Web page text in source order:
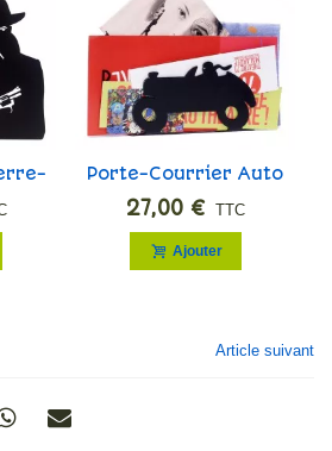
Porte-Courrier Auto
27,00 € TTC
Ajouter
Article suivant